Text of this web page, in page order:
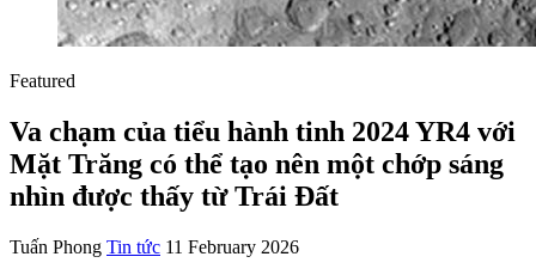
Featured
Va chạm của tiểu hành tinh 2024 YR4 với
Mặt Trăng có thể tạo nên một chớp sáng
nhìn được thấy từ Trái Đất
Tuấn Phong Tin tức 11 February 2026